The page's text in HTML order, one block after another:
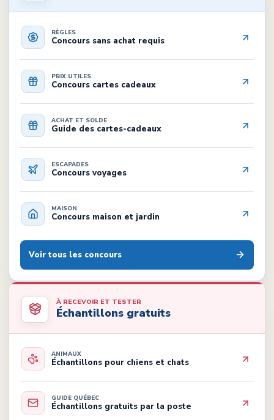
RÈGLES
Concours sans achat requis
PRIX UTILES
Concours cartes cadeaux
ACHAT ET SOLDE
Guide des cartes-cadeaux
ESCAPADES
Concours voyages
MAISON
Concours maison et jardin
Voir tous les concours
À RECEVOIR ET TESTER
Échantillons gratuits
ANIMAUX
Échantillons pour chiens et chats
GUIDE QUÉBEC
Échantillons gratuits par la poste